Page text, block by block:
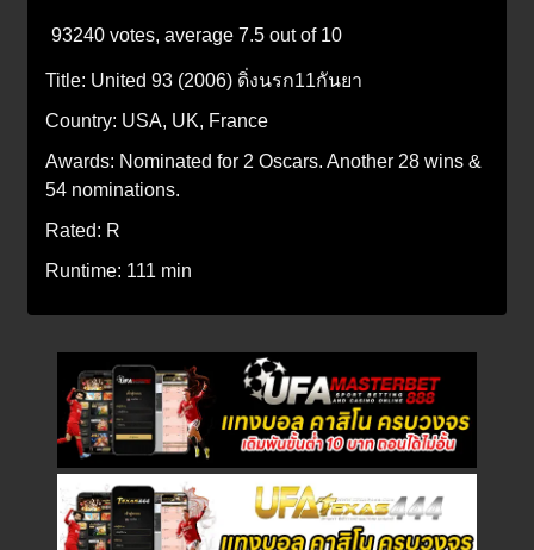
93240 votes, average 7.5 out of 10
Title: United 93 (2006) ดิ่งนรก11กันยา
Country: USA, UK, France
Awards: Nominated for 2 Oscars. Another 28 wins &
54 nominations.
Rated: R
Runtime: 111 min